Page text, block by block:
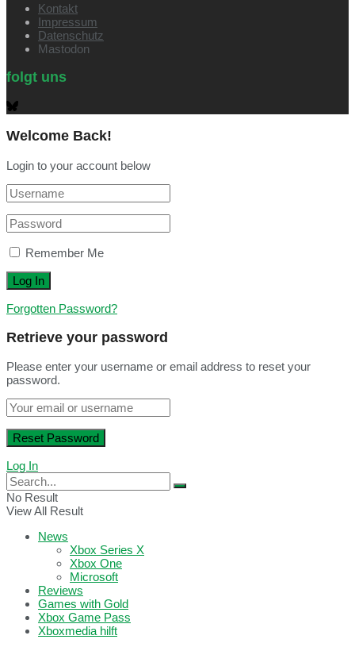
Kontakt
Impressum
Datenschutz
Mastodon
folgt uns
Welcome Back!
Login to your account below
Remember Me
Forgotten Password?
Retrieve your password
Please enter your username or email address to reset your
password.
Log In
No Result
View All Result
News
Xbox Series X
Xbox One
Microsoft
Reviews
Games with Gold
Xbox Game Pass
Xboxmedia hilft